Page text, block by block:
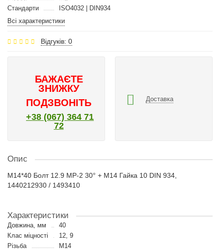
Стандарти
ISO4032 | DIN934
Всі характеристики
Відгуків: 0
БАЖАЄТЕ
ЗНИЖКУ
ПОДЗВОНІТЬ
+38 (067) 364 71
72
Доставка
Опис
M14*40 Болт 12.9 MP-2 30° + M14 Гайка 10 DIN 934,
1440212930 / 1493410
Характеристики
Довжина, мм
40
Клас міцності
12, 9
Різьба
M14